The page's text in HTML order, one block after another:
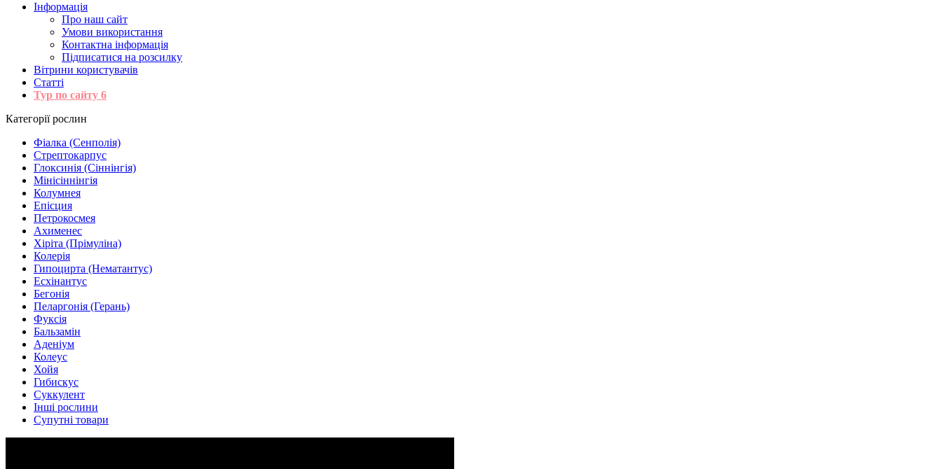
Інформація
Про наш сайт
Умови використання
Контактна інформація
Підписатися на розсилку
Вітрини користувачів
Статті
Тур по сайту 6
Категорії рослин
Фіалка (Сенполія)
Стрептокарпус
Глоксинія (Сіннінгія)
Мінісіннінгія
Колумнея
Епісция
Петрокосмея
Ахименес
Хіріта (Прімуліна)
Колерія
Гипоцирта (Нематантус)
Есхінантус
Бегонія
Пеларгонія (Герань)
Фуксія
Бальзамін
Аденіум
Колеус
Хойя
Гибискус
Суккулент
Інші рослини
Супутні товари